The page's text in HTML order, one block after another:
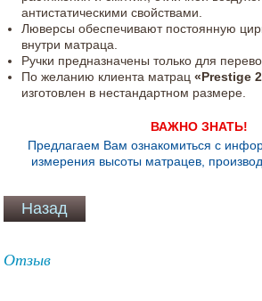
антистатическими свойствами.
Люверсы обеспечивают постоянную
внутри матраца.
Ручки предназначены только для
По желанию клиента матрац «Prestige
изготовлен в нестандартном размере.
ВАЖНО ЗНАТЬ!
Предлагаем Вам ознакомиться с
измерения высоты матрацев,
Отзыв